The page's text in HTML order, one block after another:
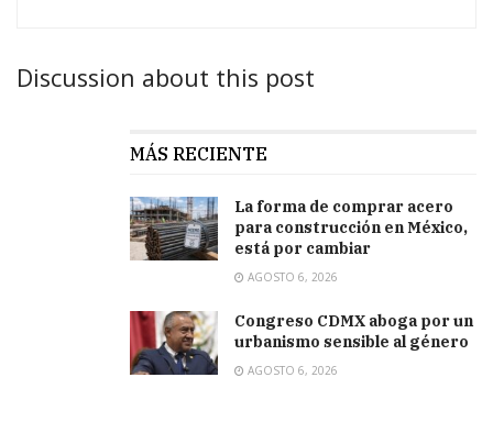
Discussion about this post
MÁS RECIENTE
La forma de comprar acero
para construcción en México,
está por cambiar
AGOSTO 6, 2026
Congreso CDMX aboga por un
urbanismo sensible al género
AGOSTO 6, 2026